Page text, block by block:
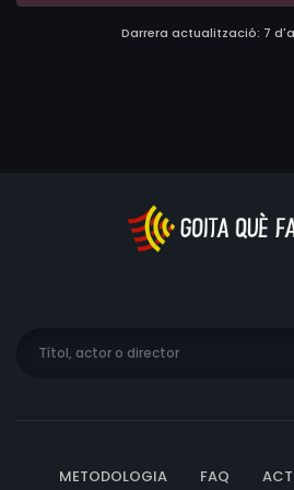
Darrera actualització: 7
METODOLOGIA FAQ